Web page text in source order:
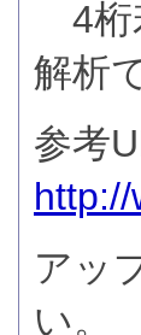
4桁
解析
参考
アッ
い。